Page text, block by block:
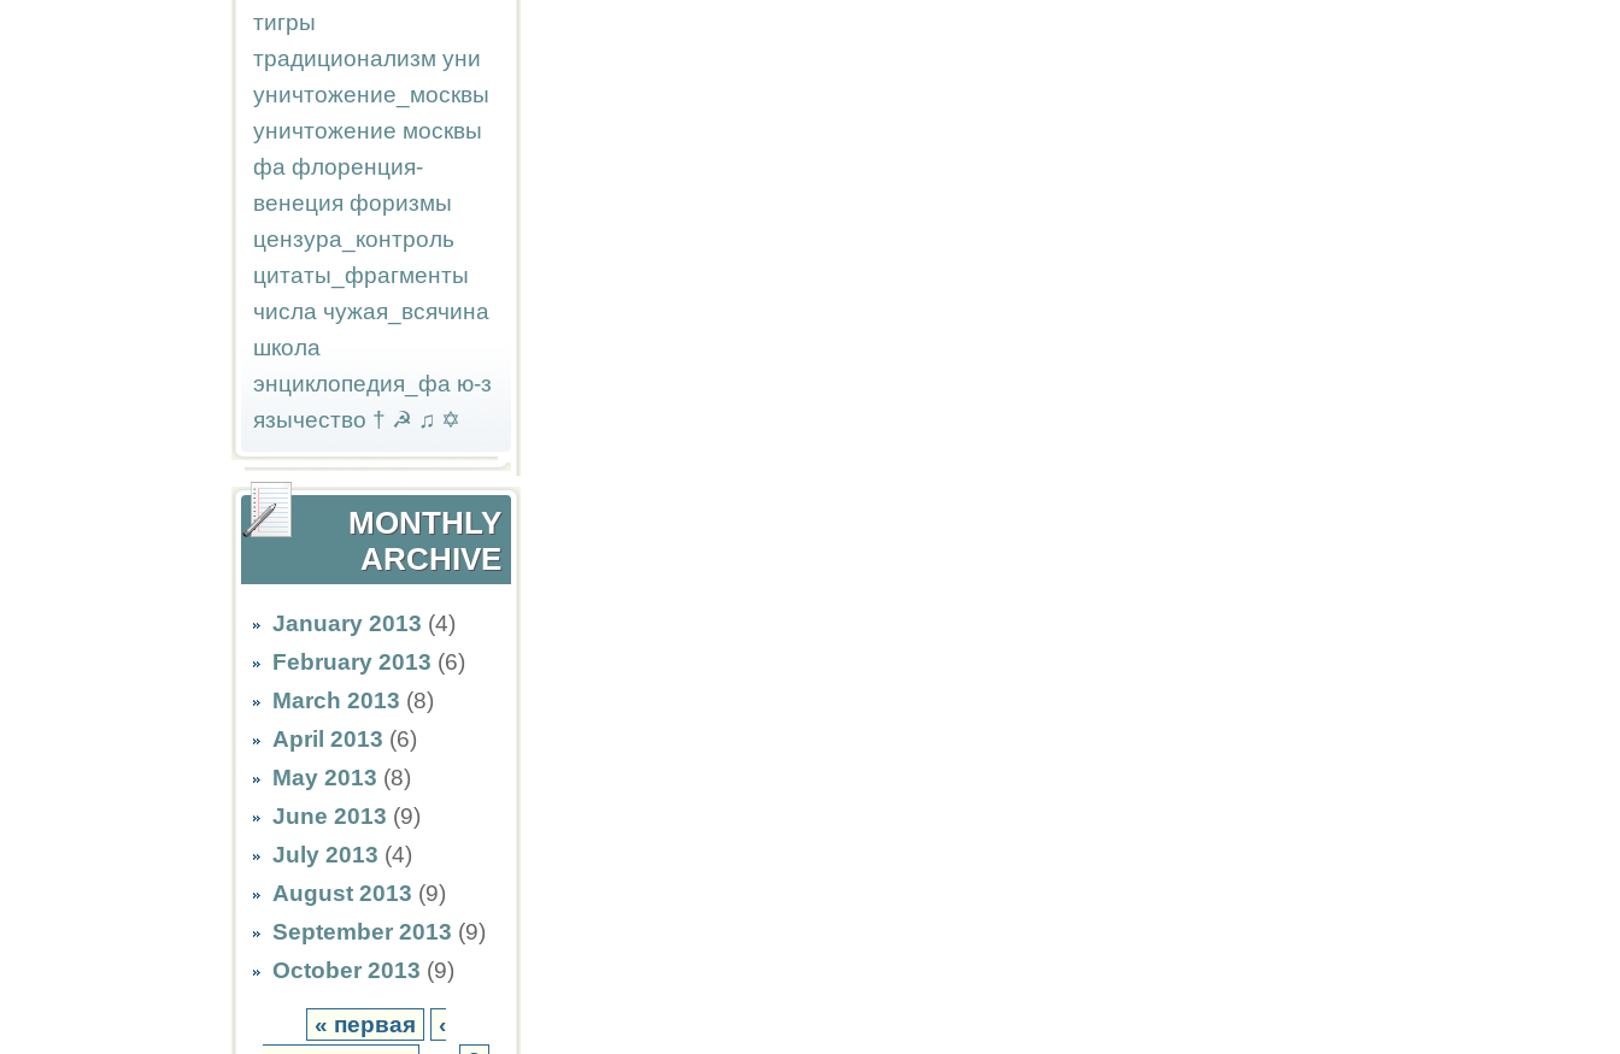
тигры
традиционализм уни
уничтожение_москвы
уничтожение москвы
фа флоренция-
венеция форизмы
цензура_контроль
цитаты_фрагменты
числа чужая_всячина
школа
энциклопедия_фа ю-з
язычество † ☭ ♫ ✡
MONTHLY
ARCHIVE
January 2013 (4)
February 2013 (6)
March 2013 (8)
April 2013 (6)
May 2013 (8)
June 2013 (9)
July 2013 (4)
August 2013 (9)
September 2013 (9)
October 2013 (9)
« первая
‹